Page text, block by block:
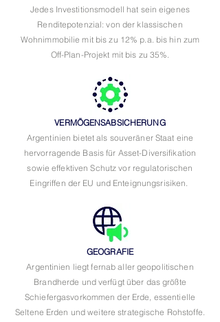
Jedes Investitionsmodell hat sein eigenes
Renditepotenzial: von der klassischen
Wohnimmobilie mit bis zu 12% p.a. bis hin zum
Off-Plan-Projekt mit bis zu 35%.
VERMÖGENSABSICHERUNG
Argentinien bietet als souveräner Staat eine
hervorragende Basis für Asset-Diversifikation
sowie effektiven Schutz vor regulatorischen
Eingriffen der EU und Enteignungsrisiken.
GEOGRAFIE
Argentinien liegt fernab aller geopolitischen
Brandherde und verfügt über das größte
Schiefergasvorkommen der Erde, essentielle
Seltene Erden und weitere strategische Rohstoffe.